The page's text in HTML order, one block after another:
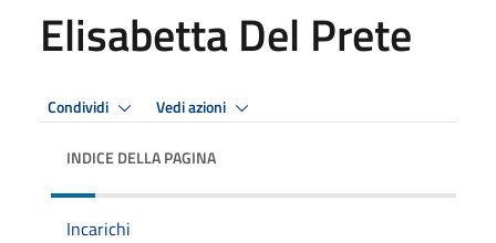
Elisabetta Del Prete
Condividi Vedi azioni
INDICE DELLA PAGINA
Incarichi